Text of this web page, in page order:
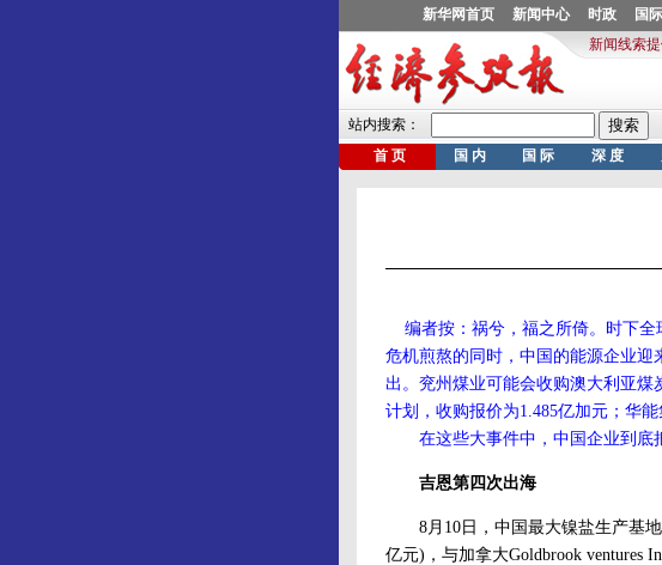
编者按：祸兮，福之所倚。时下
危机煎熬的同时，中国的能源企业迎
出。兖州煤业可能会收购澳大利亚煤
计划，收购报价为1.485亿加元；华
在这些大事件中，中国企业到底
吉恩第四次出海
8月10日，中国最大镍盐生产基地
亿元)，与加拿大Goldbrook ventures